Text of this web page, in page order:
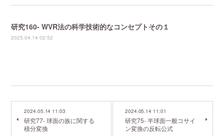
研究160- WVR法の科学技術的なコンセプトその１
2025.04.14 02:52
2024.05.14 11:03
研究77- 球面の族に関する
積分変換
2024.05.14 11:01
研究75- 半球面一般コサイ
ン変換の反転公式